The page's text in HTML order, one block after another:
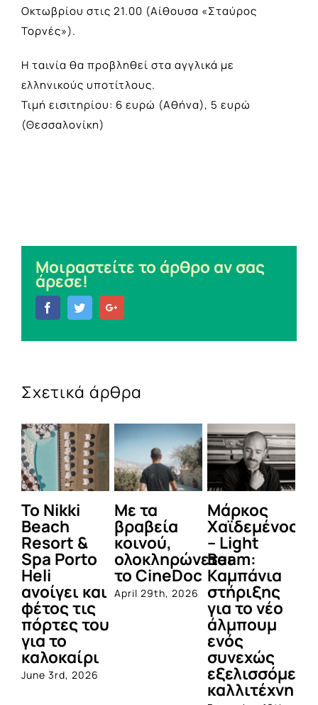
Οκτωβρίου στις 21.00 (Αίθουσα «Σταύρος
Τορνές»).
Η ταινία θα προβληθεί στα αγγλικά με
ελληνικούς υποτίτλους.
Τιμή εισιτηρίου: 6 ευρώ (Αθήνα), 5 ευρώ
(Θεσσαλονίκη)
Μοιραστείτε το άρθρο αν σας
άρεσε!
FacebookTwitter
Σχετικά άρθρα
To Nikki
Beach
Resort &
Spa Porto
Heli
ανοίγει και
φέτος τις
πόρτες του
για το
καλοκαίρι
June 3rd, 2026
Με τα
βραβεία
κοινού,
ολοκληρώνεται
το CineDoc
April 29th, 2026
Μάρκος
Χαϊδεμένος
– Light
Beam:
Καμπάνια
στήριξης
για το νέο
άλμπουμ
ενός
συνεχώς
καλλιτέχνη